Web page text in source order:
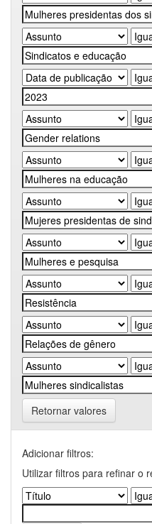
Retornar valores
Adicionar filtros:
Utilizar filtros para refinar o